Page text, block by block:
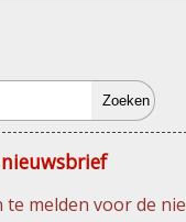
te melden voor de